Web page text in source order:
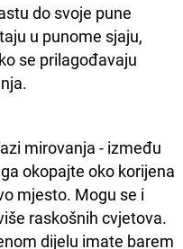
do svoje pune
u punome sjaju,
se prilagođavaju
mirovanja - između
okopajte oko korijena
mjesto. Mogu se i
raskošnih cvjetova.
dijelu imate barem